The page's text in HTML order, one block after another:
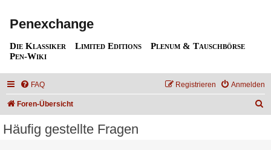
Penexchange
Die Klassiker Limited Editions
Plenum & Tauschbörse
Pen-Wiki
FAQ Anmelden
Registrieren
Foren-Übersicht
Häufig gestellte Fragen